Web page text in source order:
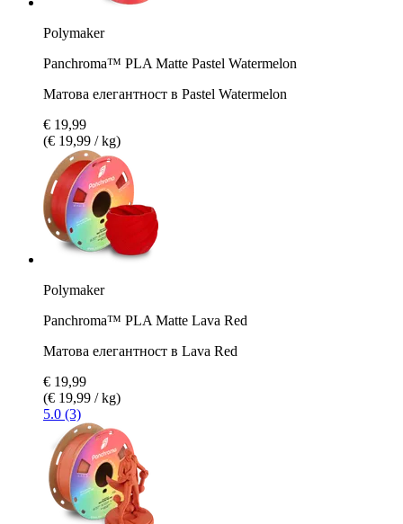
Polymaker
Panchroma™ PLA Matte Pastel Watermelon
Матова елегантност в Pastel Watermelon
€ 19,99
(€ 19,99 / kg)
Polymaker
Panchroma™ PLA Matte Lava Red
Матова елегантност в Lava Red
€ 19,99
(€ 19,99 / kg)
5.0 (3)